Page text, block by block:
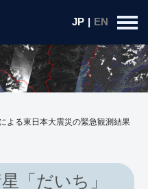
JP | EN
よる東日本大震災の緊急観測結果
「だいち」